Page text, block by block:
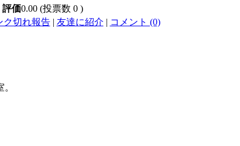
評価0.00 (投票数 0 )
ク切れ報告| 友達に紹介 | コメント (0)